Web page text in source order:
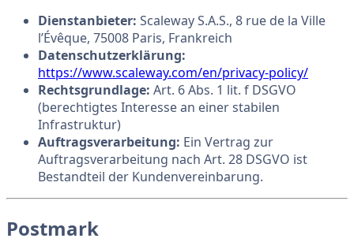
Dienstanbieter: Scaleway S.A.S., 8 rue de la Ville
l’Évêque, 75008 Paris, Frankreich
Datenschutzerklärung:
https://www.scaleway.com/en/privacy-policy/
Rechtsgrundlage: Art. 6 Abs. 1 lit. f DSGVO
(berechtigtes Interesse an einer stabilen
Infrastruktur)
Auftragsverarbeitung: Ein Vertrag zur
Auftragsverarbeitung nach Art. 28 DSGVO ist
Bestandteil der Kundenvereinbarung.
Postmark